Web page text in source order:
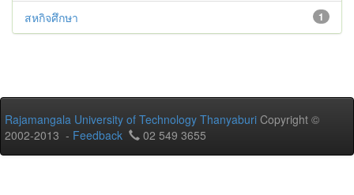
1
สหกิจศึกษา
Rajamangala University of Technology Thanyaburi Copyright ©
2002-2013 - Feedback 02 549 3655